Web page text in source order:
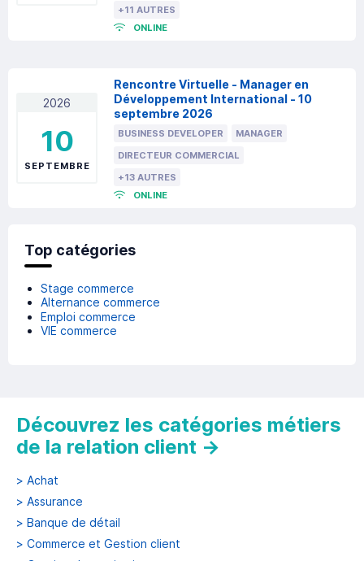
+11 AUTRES
ONLINE
2026
10
SEPTEMBRE
Rencontre Virtuelle - Manager en
Développement International - 10
septembre 2026
BUSINESS DEVELOPER
MANAGER
DIRECTEUR COMMERCIAL
+13 AUTRES
ONLINE
Top catégories
Stage commerce
Alternance commerce
Emploi commerce
VIE commerce
Découvrez les catégories métiers
de la relation client →
> Achat
> Assurance
> Banque de détail
> Commerce et Gestion client